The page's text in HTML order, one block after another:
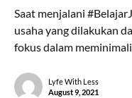
Saat menjalani
usaha yang dilakukan
fokus dalam
Lyfe With Less
August 9, 2021